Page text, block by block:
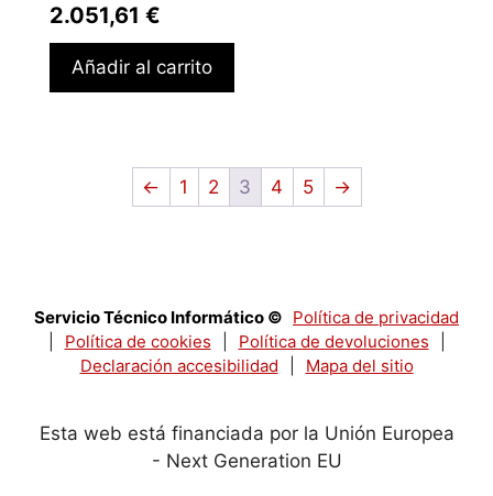
2.051,61 €
Añadir al carrito
← 1 2 3 4 5 →
Servicio Técnico Informático © Política de privacidad
Política de cookies Política de devoluciones
Declaración accesibilidad
Mapa del sitio
Esta web está financiada por la Unión Europea
- Next Generation EU